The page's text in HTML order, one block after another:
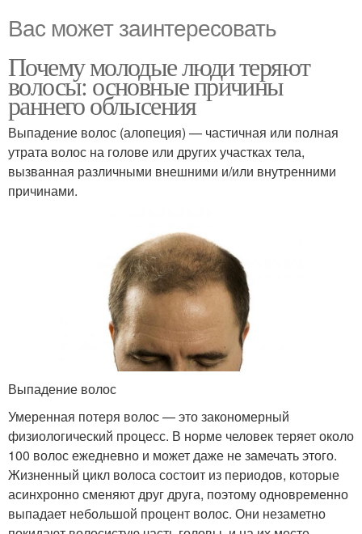
Вас может заинтересовать
Почему молодые люди теряют
волосы: основные причины
раннего облысения
Выпадение волос (алопеция) — частичная или полная
утрата волос на голове или других участках тела,
вызванная различными внешними и/или внутренними
причинами.
Выпадение волос
Умеренная потеря волос — это закономерный
физиологический процесс. В норме человек теряет около
100 волос ежедневно и может даже не замечать этого.
Жизненный цикл волоса состоит из периодов, которые
асинхронно сменяют друг друга, поэтому одновременно
выпадает небольшой процент волос. Они незаметно